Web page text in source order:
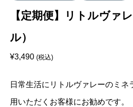
【定期便】リトルヴァ
ル）
¥3,490 (税込)
日常生活にリトルヴァレーのミネ
用いただくお客様にお勧めです。